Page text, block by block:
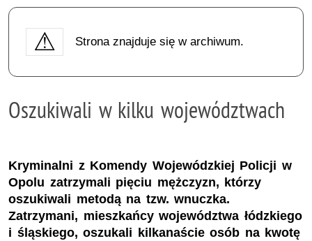
Strona znajduje się w archiwum.
Oszukiwali w kilku województwach
Kryminalni z Komendy Wojewódzkiej Policji w
Opolu zatrzymali pięciu mężczyzn, którzy
oszukiwali metodą na tzw. wnuczka.
Zatrzymani, mieszkańcy województwa łódzkiego
i śląskiego, oszukali kilkanaście osób na kwotę